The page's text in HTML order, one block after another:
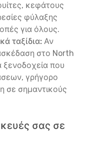
κεφάτους
φύλαξης
για όλους.
ταξίδια: Αν
στο North
ξενοδοχεία που
γρήγορο
σε σημαντικούς
σας σε